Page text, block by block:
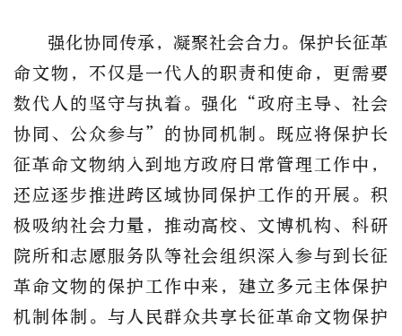
强化协同传承，凝聚社会合力。保护长征革
命文物，不仅是一代人的职责和使命，更需要
数代人的坚守与执着。强化“政府主导、社会
协同、公众参与”的协同机制。既应将保护长
征革命文物纳入到地方政府日常管理工作中，
还应逐步推进跨区域协同保护工作的开展。积
极吸纳社会力量，推动高校、文博机构、科研
院所和志愿服务队等社会组织深入参与到长征
革命文物的保护工作中来，建立多元主体保护
机制体制。与人民群众共享长征革命文物保护